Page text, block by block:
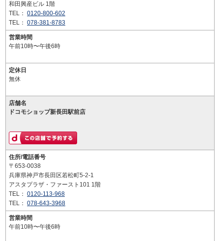
和田興産ビル 1階
TEL： 0120-800-602
TEL： 078-381-8783
営業時間
午前10時〜午後6時
定休日
無休
店舗名
ドコモショップ新長田駅前店
住所/電話番号
〒653-0038
兵庫県神戸市長田区若松町5-2-1
アスタプラザ・ファースト101 1階
TEL： 0120-113-968
TEL： 078-643-3968
営業時間
午前10時〜午後6時